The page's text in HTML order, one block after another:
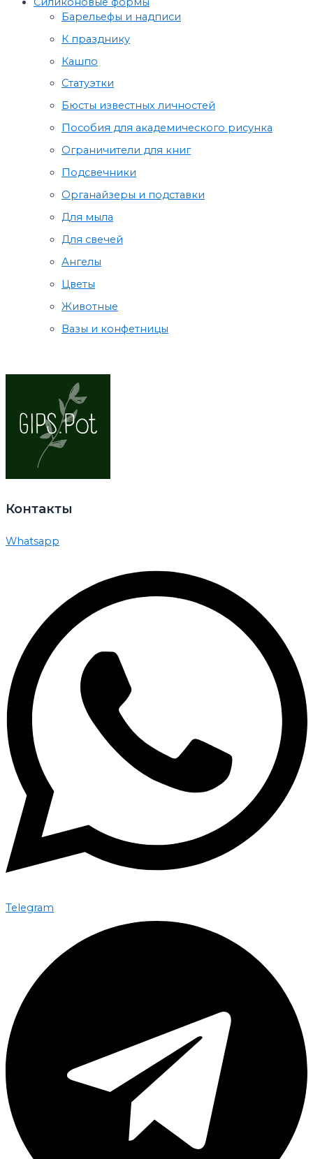
Барельефы и надписи
К празднику
Кашпо
Статуэтки
Бюсты известных личностей
Пособия для академического рисунка
Ограничители для книг
Подсвечники
Органайзеры и подставки
Для мыла
Для свечей
Ангелы
Цветы
Животные
Вазы и конфетницы
Контакты
Whatsapp
Telegram